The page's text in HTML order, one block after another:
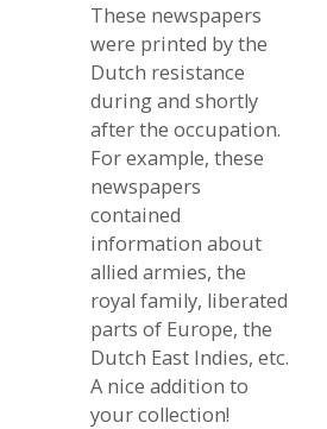
These newspapers
were printed by the
Dutch resistance
during and shortly
after the occupation.
For example, these
newspapers
contained
information about
allied armies, the
royal family, liberated
parts of Europe, the
Dutch East Indies, etc.
A nice addition to
your collection!